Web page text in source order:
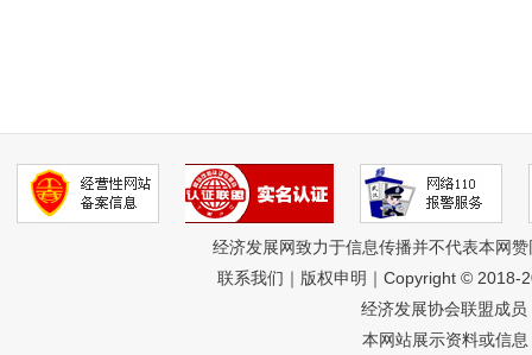
经济发展网致力于信息传播并不代表本网
联系我们 ｜ 版权申明 ｜Copyright © 2018-
经济发展协会联盟成
本网站展示资料或信